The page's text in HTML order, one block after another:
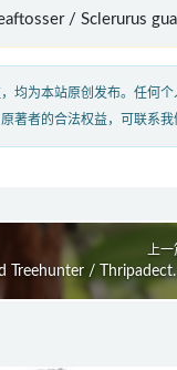
/ Sclerurus
均为本站原创发布。任何
著者的合法权益，可联系我
上一
Treehunter /